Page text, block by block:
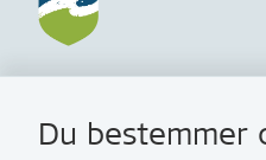
Rådhusvej 3
Du bestemmer